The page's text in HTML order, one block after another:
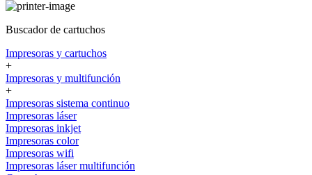
Buscador de cartuchos
Impresoras y cartuchos
+
Impresoras y multifunción
+
Impresoras sistema continuo
Impresoras láser
Impresoras inkjet
Impresoras color
Impresoras wifi
Impresoras láser multifunción